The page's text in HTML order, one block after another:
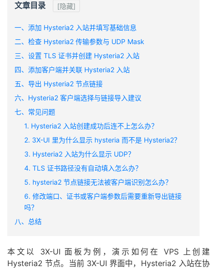
文章目录 [隐藏]
一、添加 Hysteria2 入站并填写基础信息
二、检查 Hysteria2 传输参数与 UDP Mask
三、设置 TLS 证书并创建 Hysteria2 入站
四、添加客户端并关联 Hysteria2 入站
五、导出 Hysteria2 节点链接
六、Hysteria2 客户端选择与链接导入建议
七、常见问题
1. Hysteria2 入站创建成功后连不上怎么办？
2. 3X-UI 里为什么显示 hysteria 而不是 Hysteria2？
3. Hysteria2 入站为什么显示 UDP？
4. TLS 证书路径没有自动填入怎么办？
5. hysteria2 节点链接无法被客户端识别怎么办？
6. 修改端口、证书或客户端参数后需要重新导出链接
吗？
八、总结
本文以 3X-UI 面板为例，演示如何在 VPS 上创建
Hysteria2 节点。当前 3X-UI 界面中，Hysteria2 入站在协